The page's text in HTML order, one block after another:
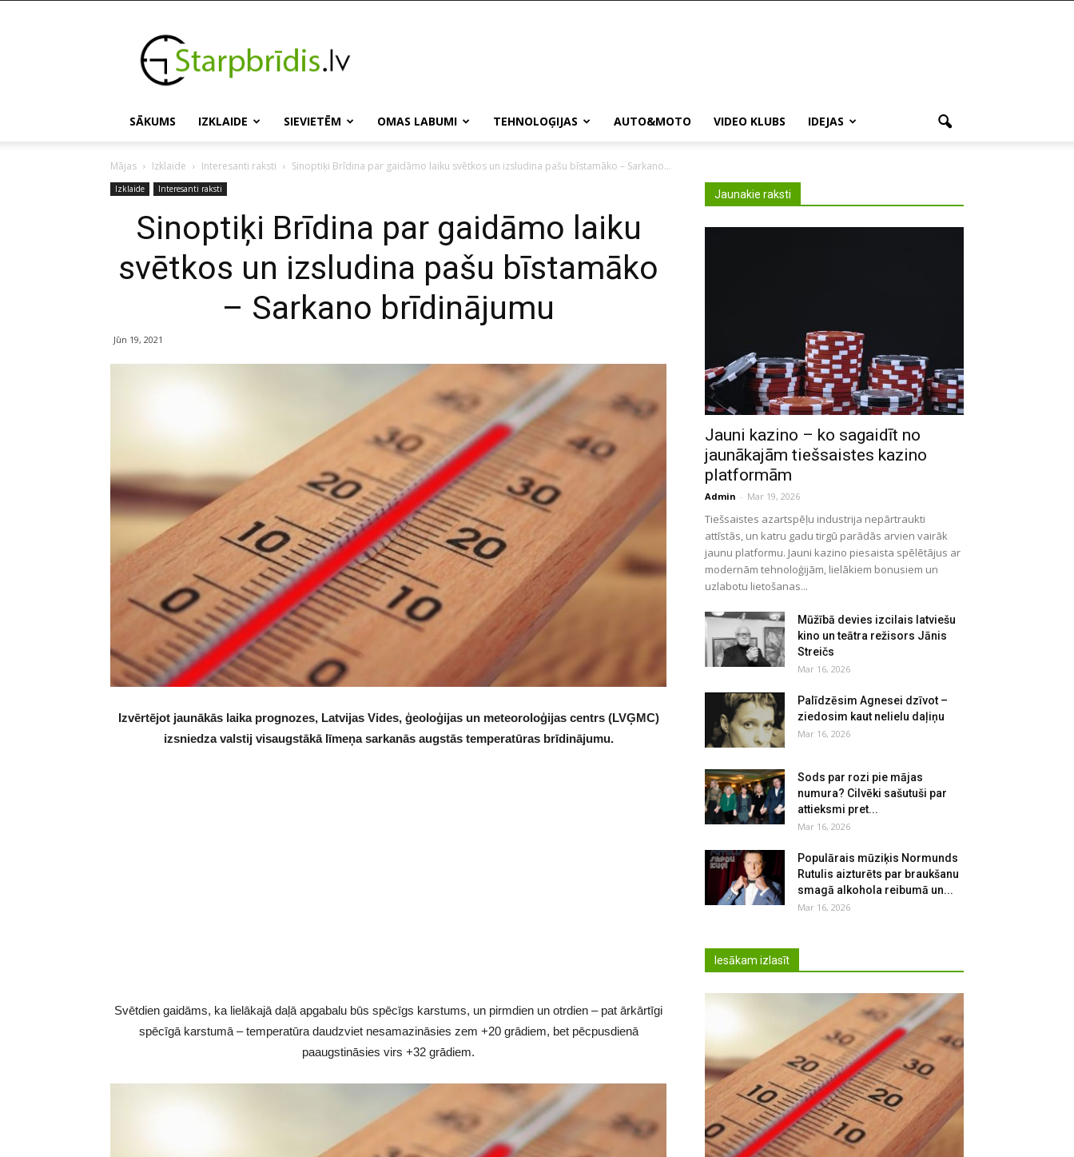
Starpbridis.lv
SĀKUMS IZKLAIDE SIEVIETĒM OMAS LABUMI TEHNOLOĢIJAS AUTO&MOTO VIDEO KLUBS IDEJAS
Mājas Izklaide Interesanti raksti Sinoptiķi Brīdina par gaidāmo laiku svētkos un izsludina pašu bīstamāko – Sarkano...
Izklaide Interesanti raksti
Sinoptiķi Brīdina par gaidāmo laiku
svētkos un izsludina pašu bīstamāko
– Sarkano brīdinājumu
Jūn 19, 2021
Izvērtējot jaunākās laika prognozes, Latvijas Vides, ģeoloģijas un meteoroloģijas centrs (LVĢMC)
izsniedza valstij visaugstākā līmeņa sarkanās augstās temperatūras brīdinājumu.
Svētdien gaidāms, ka lielākajā daļā apgabalu būs spēcīgs karstums, un pirmdien un otrdien – pat ārkārtīgi
spēcīgā karstumā – temperatūra daudzviet nesamazināsies zem +20 grādiem, bet pēcpusdienā
paaugstināsies virs +32 grādiem.
Jaunakie raksti
Jauni kazino – ko sagaidīt no
jaunākajām tiešsaistes kazino
platformām
Admin - Mar 19, 2026
Tiešsaistes azartspēļu industrija nepārtraukti
attīstās, un katru gadu tirgū parādās arvien vairāk
jaunu platformu. Jauni kazino piesaista spēlētājus ar
modernām tehnoloģijām, lielākiem bonusiem un
uzlabotu lietošanas...
Mūžībā devies izcilais latviešu
kino un teātra režisors Jānis
Streičs
Mar 16, 2026
Palīdzēsim Agnesei dzīvot –
ziedosim kaut nelielu daļiņu
Mar 16, 2026
Sods par rozi pie mājas
numura? Cilvēki sašutuši par
attieksmi pret...
Mar 16, 2026
Populārais mūziķis Normunds
Rutulis aizturēts par braukšanu
smagā alkohola reibumā un...
Mar 16, 2026
Iesākam izlasīt